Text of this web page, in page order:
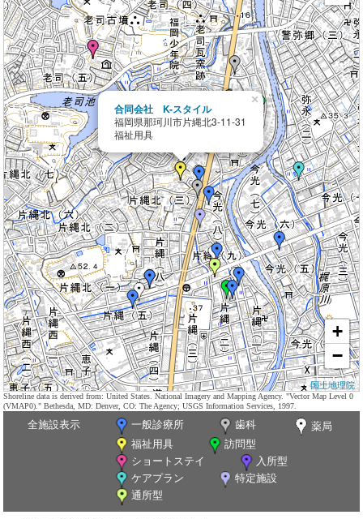
合同会社 K-スタイル
福岡県那珂川市片縄北3-11-31
福祉用具
×
+
−
国土地理院
Shoreline data is derived from: United States. National Imagery and Mapping Agency. "Vector Map Level 0
(VMAP0)." Bethesda, MD: Denver, CO: The Agency; USGS Information Services, 1997.
全施設表示 一般診療所 歯科
薬局
福祉用具
訪問型
ショートステイ
入所型
ケアプラン
特定施設
通所型